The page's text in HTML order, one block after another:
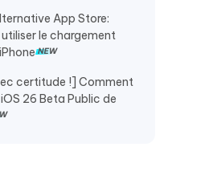
du mode
iPhone
se charge pas
App Store:
le chargement
certitude !] Comment
26 Beta Public de